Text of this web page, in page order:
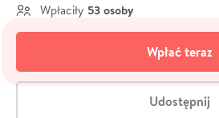
Wpłaciły 53 osoby
Wpłać teraz
Udostępnij